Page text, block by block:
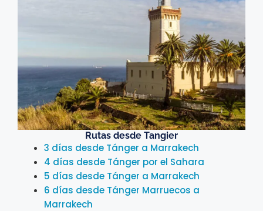
Rutas desde Tangier
3 días desde Tánger a Marrakech
4 días desde Tánger por el Sahara
5 días desde Tánger a Marrakech
6 días desde Tánger Marruecos a
Marrakech